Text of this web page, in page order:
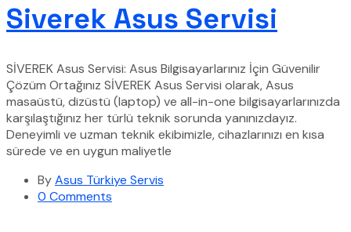
Siverek Asus Servisi
SİVEREK Asus Servisi: Asus Bilgisayarlarınız İçin Güvenilir
Çözüm Ortağınız SİVEREK Asus Servisi olarak, Asus
masaüstü, dizüstü (laptop) ve all-in-one bilgisayarlarınızda
karşılaştığınız her türlü teknik sorunda yanınızdayız.
Deneyimli ve uzman teknik ekibimizle, cihazlarınızı en kısa
sürede ve en uygun maliyetle
ByAsus Türkiye Servis
0 Comments